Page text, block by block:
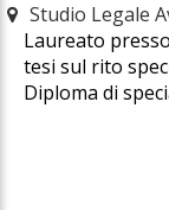
Studio Legale
Laureato
tesi sul rito
Diploma di